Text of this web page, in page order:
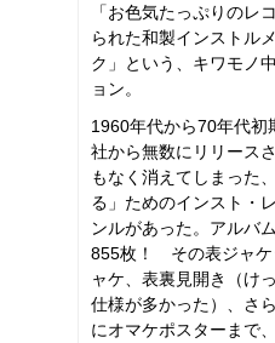
「お色気たっぷりのレ
られた和製インストル
ク」という、キワモノ
ョン。
1960年代から70年代初
社から無数にリリース
もなく消えてしまった
る」ためのインスト・
ンルがあった。アルバ
855枚！ その表ジャケ
ャケ、表裏見開き（け
仕様が多かった）、さ
にオマケポスターまで